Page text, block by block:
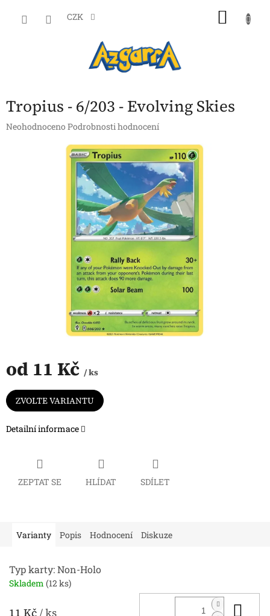
CZK
Tropius - 6/203 - Evolving Skies
Průměrné
Neohodnoceno Podrobnosti hodnocení
od 11 Kč / ks
Měrná
cena:ZVOLTE VARIANTU
Detailní informace
ZEPTAT SE HLÍDAT SDÍLET
Varianty Popis Hodnocení Diskuze
Typ karty: Non-Holo
Skladem (12 ks)
11 Kč / ks